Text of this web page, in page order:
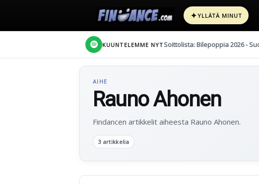
✦YLLÄTÄ MINUT
KUUNTELEMME NYT Soittolista: Bilepoppia 2026 -
AIHE
Rauno Ahonen
Findancen artikkelit aiheesta Rauno Ahonen.
3 artikkelia